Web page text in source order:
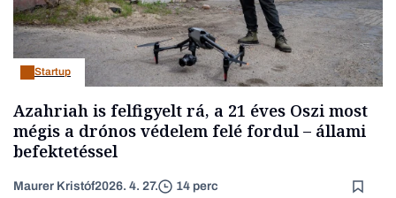
Startup
Azahriah is felfigyelt rá, a 21 éves Oszi most
mégis a drónos védelem felé fordul – állami
befektetéssel
Maurer Kristóf2026. 4. 27. 14 perc